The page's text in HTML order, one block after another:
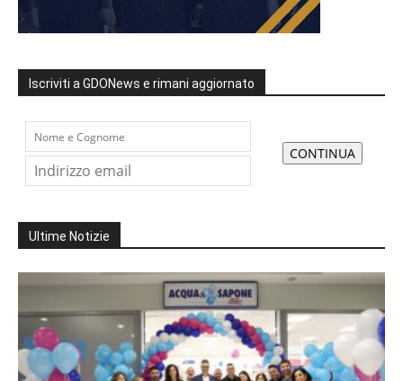
Iscriviti a GDONews e rimani aggiornato
Ultime Notizie